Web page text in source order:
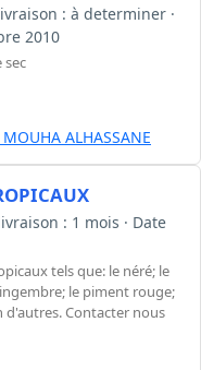
: à determiner ·
2010
ALHASSANE
: 1 mois · Date
tels que: le néré; le
le piment rouge;
d'autres. Contacter nous